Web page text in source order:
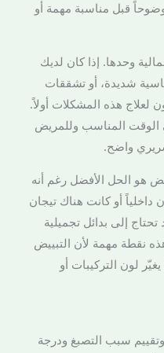
قبل مناسبة مهمة أو
وحدها. إذا كان لديك
شديدة، أو تشققات
لعلاج هذه المشكلات أولاً.
الوقت المناسب وللمريض
سريري واضح.
هو الحل الأفضل رغم أنه
داخلياً أو كانت هناك تيجان
إلى بدائل تجميلية
نقطة مهمة لأن التبييض
لون التركيبات أو
سبب التصبغ ودرجة